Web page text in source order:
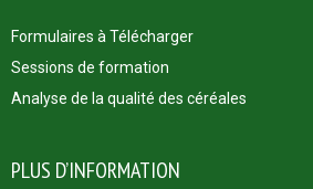
Formulaires à Télécharger
Sessions de formation
Analyse de la qualité des céréales
PLUS D’INFORMATION